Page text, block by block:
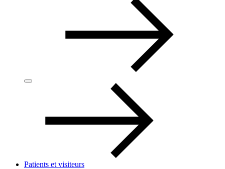
Patients et visiteurs